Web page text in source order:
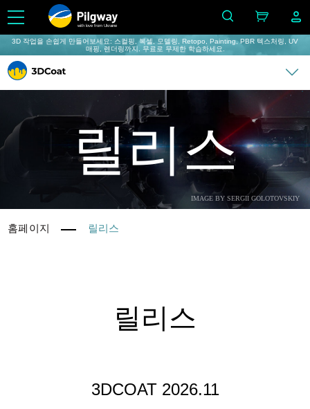
with love from Ukraine
3D 작업을 손쉽게 만들어보세요: 스컬핑, 복셀, 모델링, Retopo, Painting, PBR 텍스처링, UV
매핑, 렌더링까지. 무료로 무제한 학습하세요.
IMAGE BY SERGII GOLOTOVSKIY
릴리스
홈페이지 릴리스
릴리스
3DCOAT 2026.11